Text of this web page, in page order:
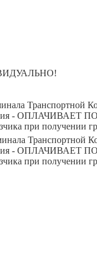
Транспортной
- ОПЛАЧИВАЕТ
при получении
Транспортной
- ОПЛАЧИВАЕТ
при получении